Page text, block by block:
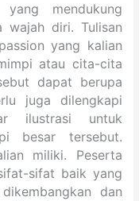
mendukung
diri. Tulisan
yang kalian
atau cita-cita
dapat berupa
juga dilengkapi
ilustrasi untuk
besar tersebut.
miliki. Peserta
sifat baik yang
dan